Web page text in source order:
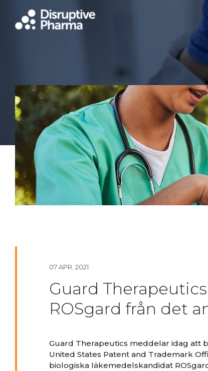
07 APR. 2021
Guard
ROSgard från det
Guard Therapeutics meddelar idag att
United States Patent and Trademark
biologiska läkemedelskandidat